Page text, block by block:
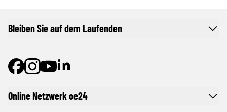
Online Netzwerk oe24
Bleiben Sie auf dem Laufenden